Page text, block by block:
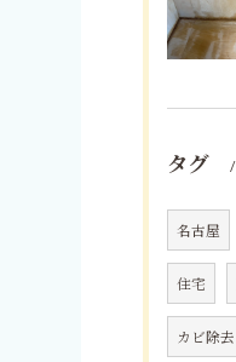
タグ
名古屋
住宅
カビ除去